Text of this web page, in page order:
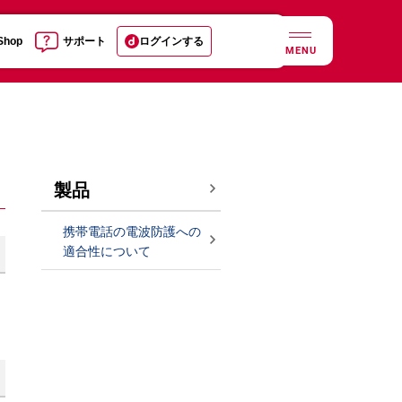
サポート ログインする
MENU
製品
携帯電話の電波防護への
適合性について